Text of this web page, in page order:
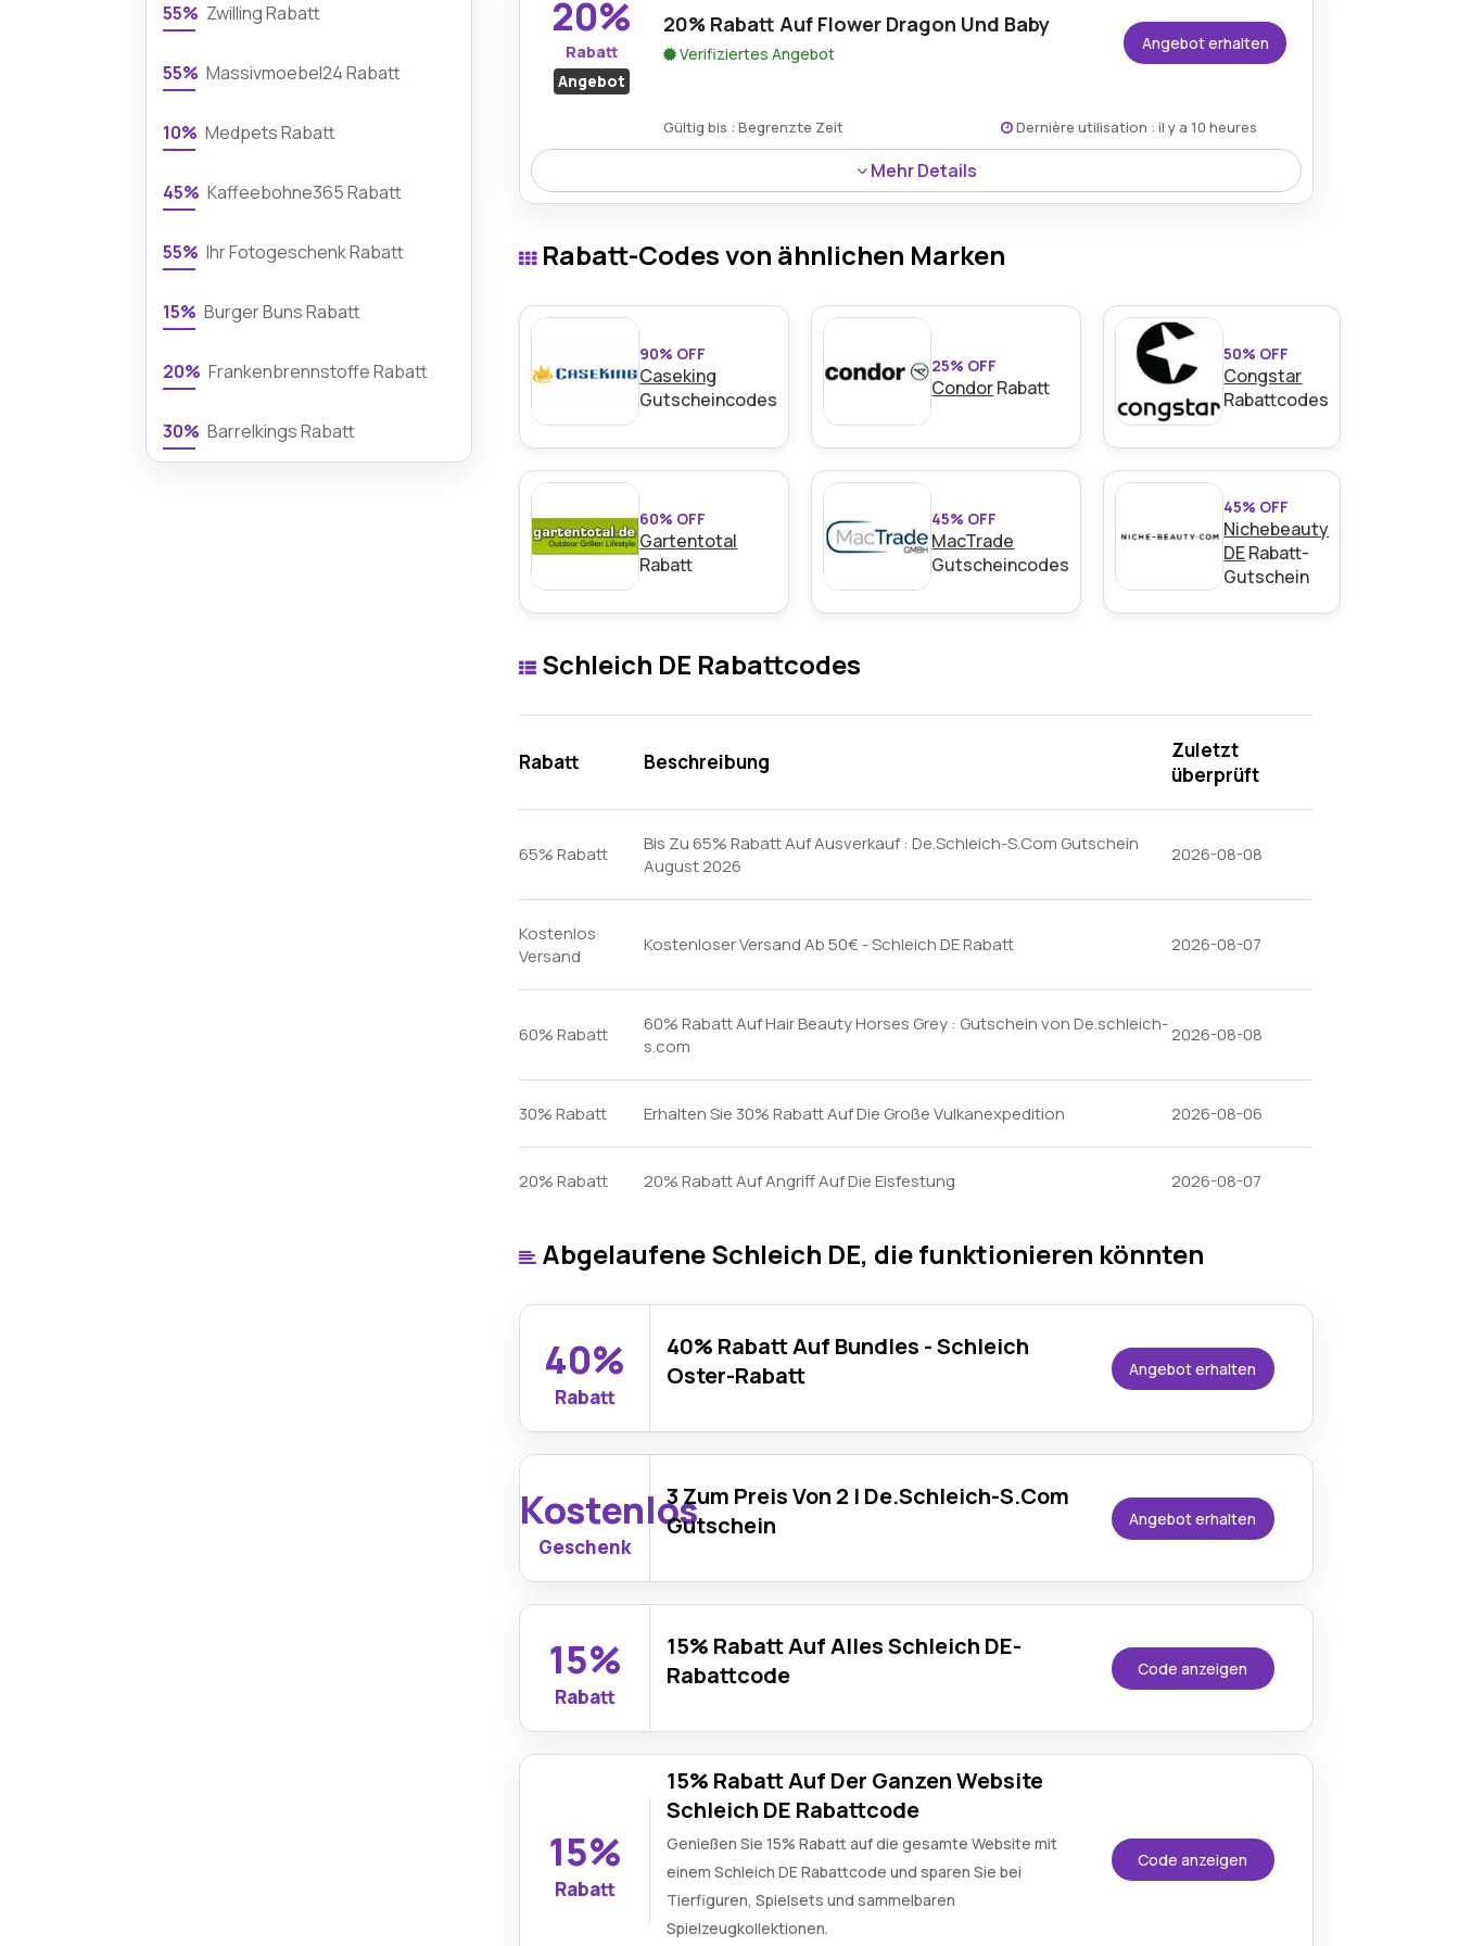
20%
Rabatt
Angebot
20% Rabatt Auf Flower Dragon Und Baby
Verifiziertes Angebot
Angebot erhalten
Gültig bis : Begrenzte Zeit Dernière utilisation : il y a 10 heures
Mehr Details
Genießen Sie 20% Rabatt auf die Flower Dragon und Baby Kollektion und sichern Sie sich stilvolle
Rabatt-Codes von ähnlichen Marken
90% OFF
Caseking
Gutscheincodes
25% OFF
CondorRabatt
50% OFF
Congstar
Rabattcodes
60% OFF
Gartentotal
Rabatt
45% OFF
MacTrade
Gutscheincodes
45% OFF
Nichebeauty
DERabatt-
Gutschein
Schleich DE Rabattcodes
Rabatt Beschreibung
Zuletzt
überprüft
65% Rabatt
Bis Zu 65% Rabatt Auf Ausverkauf : De.Schleich-S.Com Gutschein
August 2026
2026-08-08
Kostenlos
Versand
Kostenloser Versand Ab 50€ - Schleich DE Rabatt 2026-08-07
60% Rabatt
60% Rabatt Auf Hair Beauty Horses Grey : Gutschein von De.schleich-
s.com
2026-08-08
30% Rabatt Erhalten Sie 30% Rabatt Auf Die Große Vulkanexpedition 2026-08-06
20% Rabatt 20% Rabatt Auf Angriff Auf Die Eisfestung 2026-08-07
Abgelaufene Schleich DE, die funktionieren könnten
40%
Rabatt
40% Rabatt Auf Bundles - Schleich
Oster-Rabatt
Angebot erhalten
Kostenlos
Geschenk
3 Zum Preis Von 2 | De.Schleich-S.Com
Gutschein
Angebot erhalten
15%
Rabatt
15% Rabatt Auf Alles Schleich DE-
Rabattcode
Code anzeigen
15%
Rabatt
15% Rabatt Auf Der Ganzen Website
Schleich DE Rabattcode
Genießen Sie 15% Rabatt auf die gesamte Website mit
einem Schleich DE Rabattcode und sparen Sie bei
Tierfiguren, Spielsets und sammelbaren
Spielzeugkollektionen.
Code anzeigen
55% Zwilling Rabatt
55% Massivmoebel24 Rabatt
10% Medpets Rabatt
45% Kaffeebohne365 Rabatt
55% Ihr Fotogeschenk Rabatt
15% Burger Buns Rabatt
20% Frankenbrennstoffe Rabatt
30% Barrelkings Rabatt